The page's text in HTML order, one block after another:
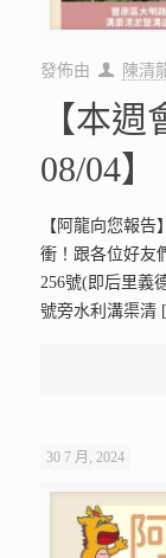
發佈由 陳清
【本
08/04】
【阿龍向您報
衝！跟各位好
256號(即后里義
號旁水利溝渠清
30 7 月, 2024